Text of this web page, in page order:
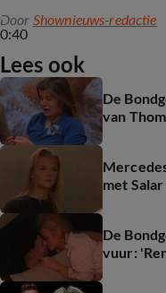
0:40
Door Shownieuws-redactie
Lees ook
De
van
met
De
vuur: